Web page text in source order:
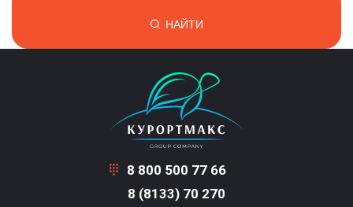
НАЙТИ
8 800 500 77 66
8 (8133) 70 270